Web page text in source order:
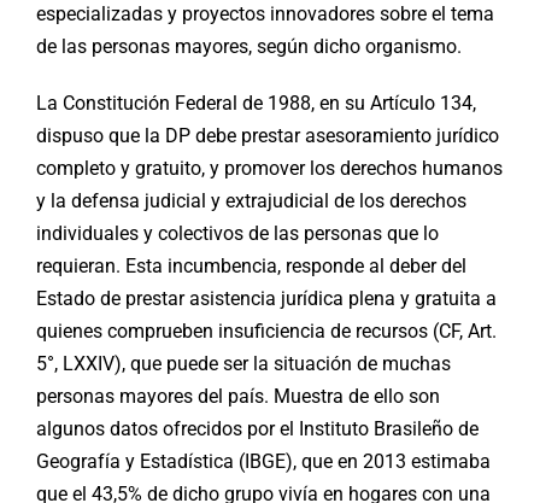
especializadas y proyectos innovadores sobre el tema
de las personas mayores, según dicho organismo.
La Constitución Federal de 1988, en su Artículo 134,
dispuso que la DP debe prestar asesoramiento jurídico
completo y gratuito, y promover los derechos humanos
y la defensa judicial y extrajudicial de los derechos
individuales y colectivos de las personas que lo
requieran. Esta incumbencia, responde al deber del
Estado de prestar asistencia jurídica plena y gratuita a
quienes comprueben insuficiencia de recursos (CF, Art.
5°, LXXIV), que puede ser la situación de muchas
personas mayores del país. Muestra de ello son
algunos datos ofrecidos por el Instituto Brasileño de
Geografía y Estadística (IBGE), que en 2013 estimaba
que el 43,5% de dicho grupo vivía en hogares con una